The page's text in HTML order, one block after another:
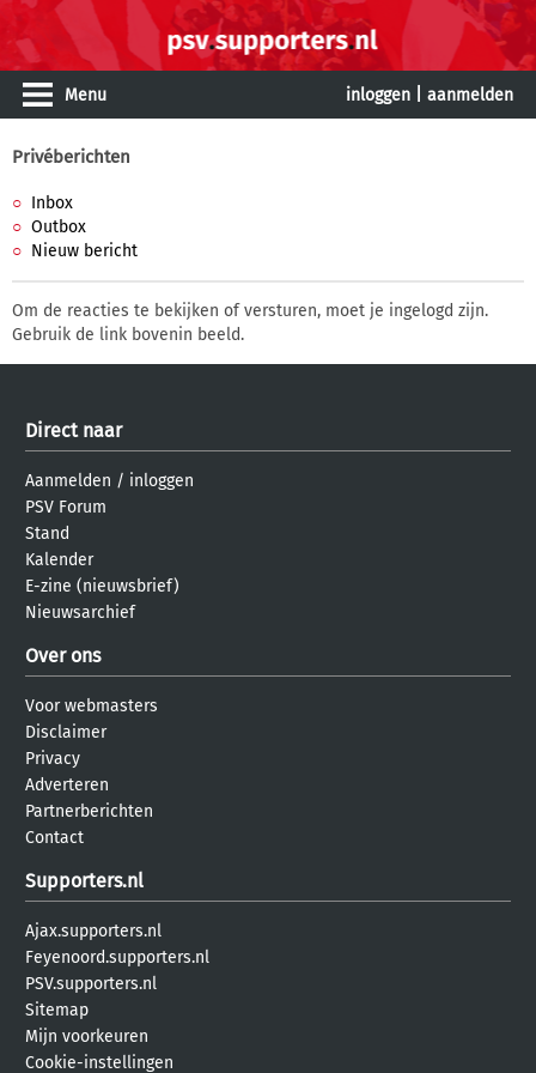
Menu inloggen aanmelden
Privéberichten
Inbox
Outbox
Nieuw bericht
Om de reacties te bekijken of versturen, moet je ingelogd zijn.
Gebruik de link bovenin beeld.
Direct naar
Aanmelden / inloggen
PSV Forum
Stand
Kalender
E-zine (nieuwsbrief)
Nieuwsarchief
Over ons
Voor webmasters
Disclaimer
Privacy
Adverteren
Partnerberichten
Contact
Supporters.nl
Ajax.supporters.nl
Feyenoord.supporters.nl
PSV.supporters.nl
Sitemap
Mijn voorkeuren
Cookie-instellingen